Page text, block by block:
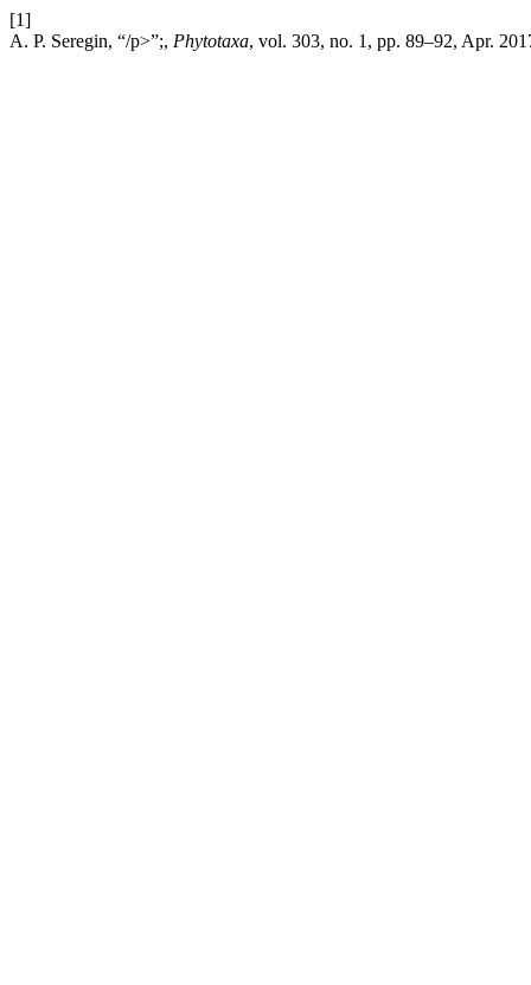
[1]
A. P. Seregin, “/p>”;, Phytotaxa, vol. 303, no. 1, pp. 89–92, Apr.